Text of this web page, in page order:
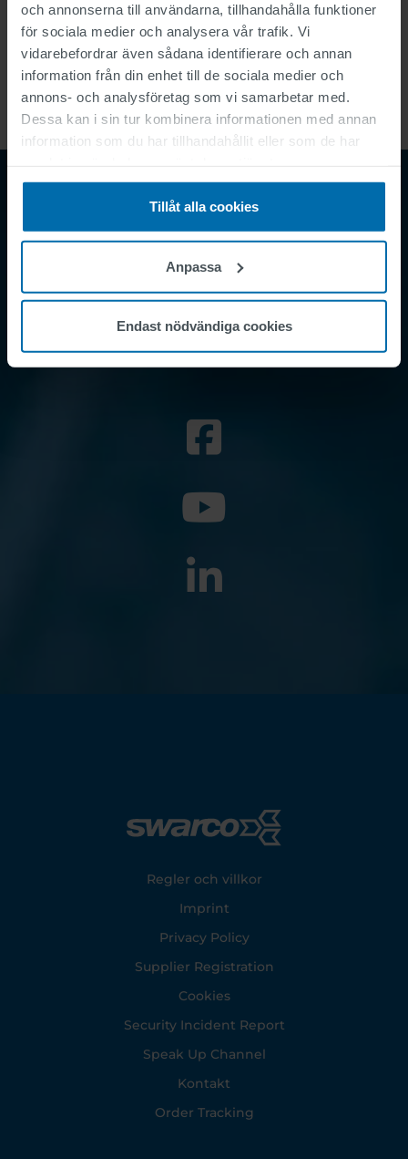
och annonserna till användarna, tillhandahålla funktioner
för sociala medier och analysera vår trafik. Vi
vidarebefordrar även sådana identifierare och annan
information från din enhet till de sociala medier och
annons- och analysföretag som vi samarbetar med.
Dessa kan i sin tur kombinera informationen med annan
information som du har tillhandahållit eller som de har
Tillåt alla cookies
Anpassa
Endast nödvändiga cookies
click for technical details
Vill du veta mer?
Kontakta oss
Regler och villkor
Imprint
Privacy Policy
Supplier Registration
Cookies
Security Incident Report
Speak Up Channel
Kontakt
Order Tracking